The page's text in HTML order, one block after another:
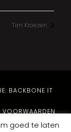
Tim Kroezen
BACKBONE IT
VOORWAARDEN
goed te laten